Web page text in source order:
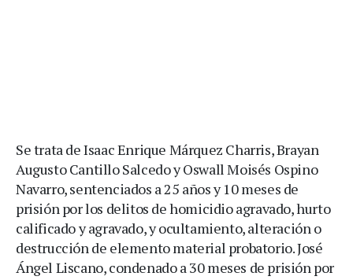
Se trata de Isaac Enrique Márquez Charris, Brayan
Augusto Cantillo Salcedo y Oswall Moisés Ospino
Navarro, sentenciados a 25 años y 10 meses de
prisión por los delitos de homicidio agravado, hurto
calificado y agravado, y ocultamiento, alteración o
destrucción de elemento material probatorio. José
Ángel Liscano, condenado a 30 meses de prisión por